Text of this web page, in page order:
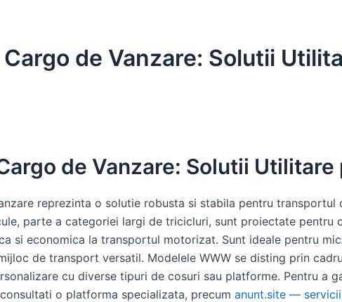
de Vanzare: Solutii
de Vanzare: Solutii
reprezinta o solutie robusta si stabila pentru transportul
parte a categoriei largi de tricicluri, sunt proiectate pentru
si economica la transportul motorizat. Sunt ideale pentru
de transport versatil. Modelele WWW se disting prin
cu diverse tipuri de cosuri sau platforme. Pentru a
o platforma specializata, precum anunt.site —